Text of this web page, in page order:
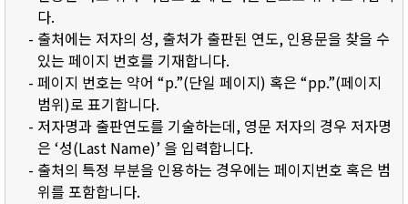
다.
- 출처에는 저자의 성, 출처가 출판된 연도, 인용문을 찾을 수
있는 페이지 번호를 기재합니다.
- 페이지 번호는 약어 “p.”(단일 페이지) 혹은 “pp.”(페이지
범위)로 표기합니다.
- 저자명과 출판연도를 기술하는데, 영문 저자의 경우 저자명
은 ‘성(Last Name)’ 을 입력합니다.
- 출처의 특정 부분을 인용하는 경우에는 페이지번호 혹은 범
위를 포함합니다.